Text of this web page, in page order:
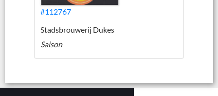
#112767
Stadsbrouwerij Dukes
Saison